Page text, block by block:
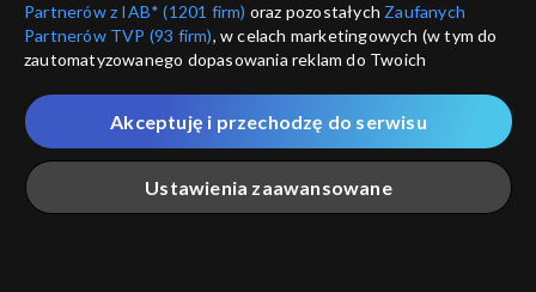
Agrobiznes
Agrobiznes
Partnerów z IAB* (1201 firm) oraz pozostałych Zaufanych
Partnerów TVP (93 firm), w celach marketingowych (w tym do
zautomatyzowanego dopasowania reklam do Twoich
które wskazujemy poniżej, a także zgody na udostępnianie
przez nas identyfikatora PPID do Google.
Twoje dane osobowe zbierane podczas odwiedzania przez
Ciebie naszych
poszczególnych serwisówzwanych dalej
„Portalem”, w tym informacje zapisywane za pomocą
Ustawienia zaawansowane
Akceptuję i przechodzę do serwisu